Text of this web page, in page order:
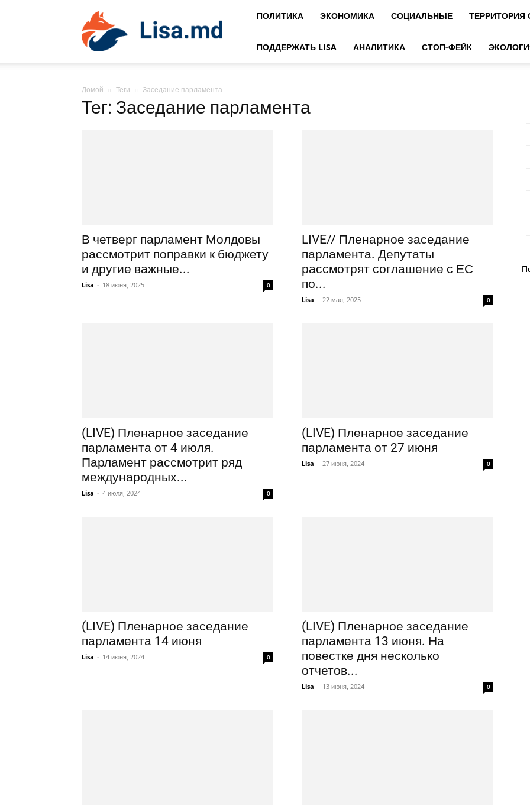
ПОЛИТИКА ЭКОНОМИКА СОЦИАЛЬНЫЕ
ПОДДЕРЖАТЬ LISA АНАЛИТИКА СТОП-ФЕЙК
Домой Теги Заседание парламента
Тег: Заседание парламента
В четверг парламент Молдовы
рассмотрит поправки к бюджету
и другие важные...
Lisa - 18 июня, 2025 0
LIVE// Пленарное заседание
парламента. Депутаты
рассмотрят соглашение с ЕС
по...
Lisa - 22 мая, 2025 0
(LIVE) Пленарное заседание
парламента от 4 июля.
Парламент рассмотрит ряд
международных...
Lisa - 4 июля, 2024 0
(LIVE) Пленарное заседание
парламента от 27 июня
Lisa - 27 июня, 2024 0
(LIVE) Пленарное заседание
парламента 14 июня
Lisa - 14 июня, 2024 0
(LIVE) Пленарное заседание
парламента 13 июня. На
повестке дня несколько
отчетов...
Lisa - 13 июня, 2024 0